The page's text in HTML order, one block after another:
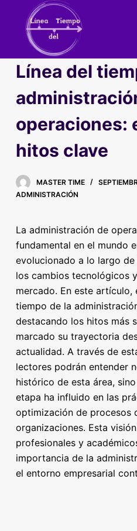
t
a
e
d
o
Línea del
operaciones:
hitos clave
MASTER TIME
ADMINISTRACIÓN
La administración de
fundamental en el mundo
evolucionado a lo largo
los cambios tecnológicos
mercado. En este artículo,
tiempo de la
destacando los hitos más
marcado su trayectoria
actualidad. A través de
lectores podrán entender
histórico de esta área,
etapa ha influido en las
optimización de procesos
organizaciones. Esta
profesionales y
importancia de la
el entorno empresarial